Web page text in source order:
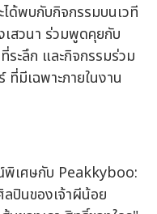
ด้พบกับกิจกรรมบนเวที
สวนา ร่วมพูดคุยกับ
ะลึก และกิจกรรมร่วม
มีเฉพาะภายในงาน
เศษกับ Peakkyboo:
ปินของเจ้าผีน้อย